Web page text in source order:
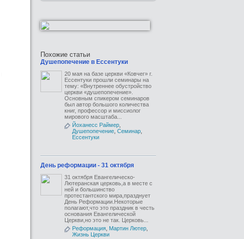
Похожие статьи
Душепопечение в Ессентуки
20 мая на базе церкви «Ковчег» г.
Ессентуки прошли семинары на
тему: «Внутреннее обустройство
церкви «душепопечение».
Основным спикером семинаров
был автор большого количества
книг, профессор и миссиолог
мирового масштаба...
Йоханесс Раймер
Душепопечение Семинар
Ессентуки
День реформации - 31 октября
31 октября Евангелическо-
Лютеранская церковь,а в месте с
ней и большинство
протестантского мира,празднует
День Реформации.Некоторые
полагают,что это праздник в честь
основания Евангелической
Церкви,но это не так. Церковь...
Реформация Мартин Лютер
Жизнь Церкви